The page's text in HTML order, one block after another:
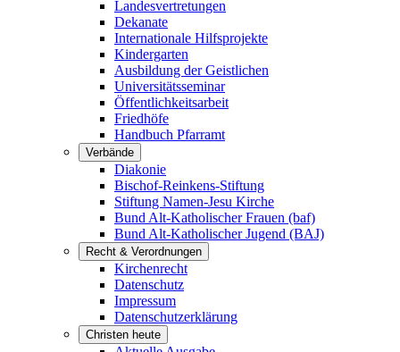
Landesvertretungen
Dekanate
Internationale Hilfsprojekte
Kindergarten
Ausbildung der Geistlichen
Universitätsseminar
Öffentlichkeitsarbeit
Friedhöfe
Handbuch Pfarramt
Verbände
Diakonie
Bischof-Reinkens-Stiftung
Stiftung Namen-Jesu Kirche
Bund Alt-Katholischer Frauen (baf)
Bund Alt-Katholischer Jugend (BAJ)
Recht & Verordnungen
Kirchenrecht
Datenschutz
Impressum
Datenschutzerklärung
Christen heute